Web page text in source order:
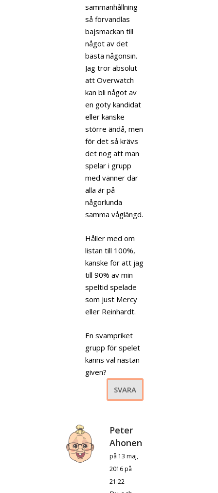
sammanhållning
så förvandlas
bajsmackan till
något av det
bästa någonsin.
Jag tror absolut
att Overwatch
kan bli något av
en goty kandidat
eller kanske
större ändå, men
för det så krävs
det nog att man
spelar i grupp
med vänner där
alla är på
någorlunda
samma våglängd.
Håller med om
listan till 100%,
kanske för att jag
till 90% av min
speltid spelade
som just Mercy
eller Reinhardt.
En svampriket
grupp för spelet
känns väl nästan
given?
SVARA
Peter
Ahonen
på 13 maj,
2016 på
21:22